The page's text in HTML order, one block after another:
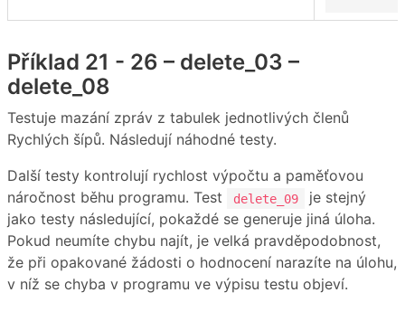
Příklad 21 - 26 – delete_03 –
delete_08
Testuje mazání zpráv z tabulek jednotlivých členů
Rychlých šípů. Následují náhodné testy.
Další testy kontrolují rychlost výpočtu a paměťovou
náročnost běhu programu. Test
delete_09
je stejný
jako testy následující, pokaždé se generuje jiná úloha.
Pokud neumíte chybu najít, je velká pravděpodobnost,
že při opakované žádosti o hodnocení narazíte na úlohu,
v níž se chyba v programu ve výpisu testu objeví.